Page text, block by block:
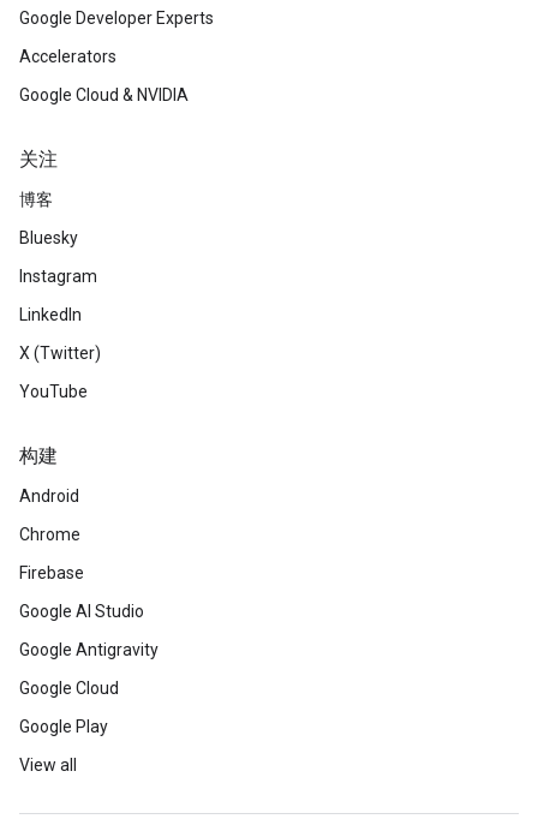
Google Developer Experts
Accelerators
Google Cloud & NVIDIA
关注
博客
Bluesky
Instagram
LinkedIn
X (Twitter)
YouTube
构建
Android
Chrome
Firebase
Google AI Studio
Google Antigravity
Google Cloud
Google Play
View all